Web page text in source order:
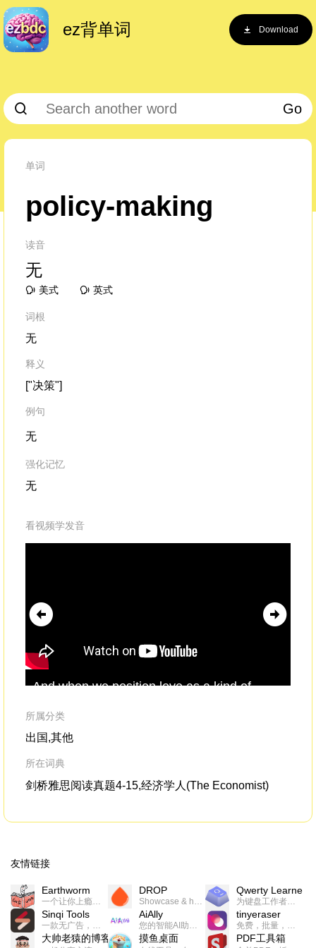
ez背单词 Download
Go
单词
policy-making
读音
无
美式 英式
词根
无
释义
["决策"]
例句
无
强化记忆
无
看视频学发音
And when we position love as a kind of
answers to fundamental social questions,
所属分类
出国,其他
所在词典
剑桥雅思阅读真题4-15,经济学人(The Economist)
友情链接
Earthworm DROP Qwerty Learner
为键盘工作者设计的单词与肌肉记忆锻炼软件
Sinqi Tools AiAlly tinyeraser
大帅老猿的博客 摸鱼桌面 PDF工具箱